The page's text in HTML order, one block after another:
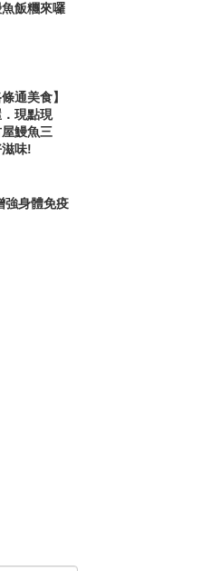
飯糰來囉
通美食】
現點現
鰻魚三
味!
強身體免疫